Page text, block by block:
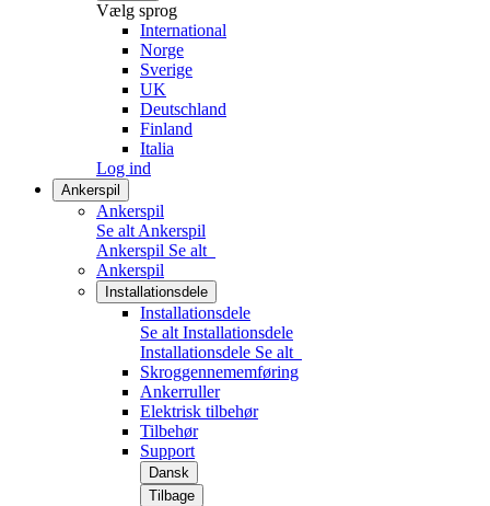
Vælg sprog
International
Norge
Sverige
UK
Deutschland
Finland
Italia
Log ind
Ankerspil
Ankerspil
Se alt Ankerspil
Ankerspil Se alt
Ankerspil
Installationsdele
Installationsdele
Se alt Installationsdele
Installationsdele Se alt
Skroggennememføring
Ankerruller
Elektrisk tilbehør
Tilbehør
Support
Dansk
Tilbage